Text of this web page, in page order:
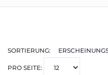
SORTIERUNG:
PRO SEITE: